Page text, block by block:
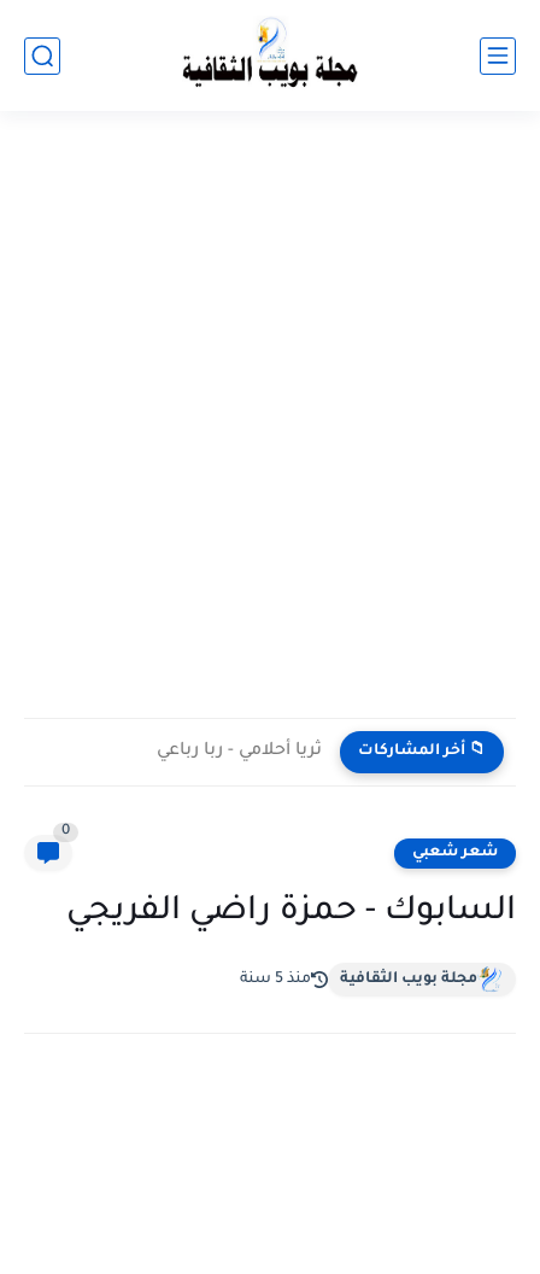
📁 أخر المشاركات ثريا أحلامي - ربا رباعي
شعر شعبي
0
السابوك - حمزة راضي الفريجي
مجلة بويب الثقافية منذ 5 سنة